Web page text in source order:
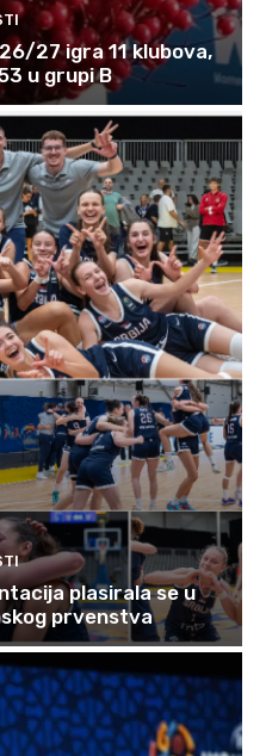
27 igra 11 klubova,
u grupi B
plasirala se u
prvenstva